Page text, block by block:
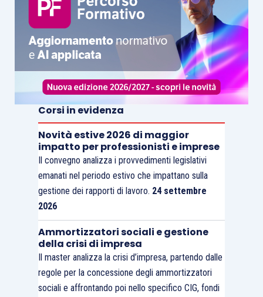
Corsi in evidenza
Novità estive 2026 di maggior
impatto per professionisti e imprese
Il convegno analizza i provvedimenti legislativi
emanati nel periodo estivo che impattano sulla
gestione dei rapporti di lavoro. 24 settembre
2026
Ammortizzatori sociali e gestione
della crisi di impresa
Il master analizza la crisi d’impresa, partendo dalle
regole per la concessione degli ammortizzatori
sociali e affrontando poi nello specifico CIG, fondi